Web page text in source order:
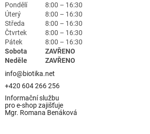
Pondělí
8:00 – 16:30
Úterý
8:00 – 16:30
Středa
8:00 – 16:30
Čtvrtek
8:00 – 16:30
Pátek
8:00 – 16:30
Sobota
ZAVŘENO
Neděle
ZAVŘENO
info@biotika.net
+420 604 266 256
Informační službu
pro e-shop zajišťuje
Mgr. Romana Benáková